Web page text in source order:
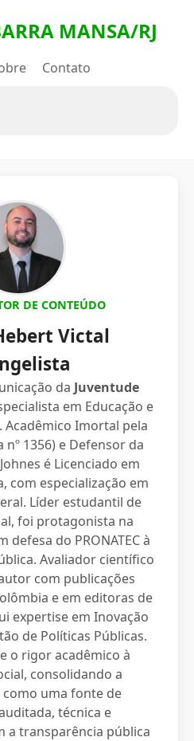
MANSA/RJ
Contato
DE CONTEÚDO
Victal
da Juventude
em Educação e
Imortal pela
nº 1356) e Defensor da
é Licenciado em
com especialização em
Líder estudantil de
foi protagonista na
defesa do PRONATEC à
Avaliador científico
com publicações
e em editoras de
expertise em Inovação
de Políticas Públicas.
o rigor acadêmico à
consolidando a
como uma fonte de
técnica e
a transparência pública